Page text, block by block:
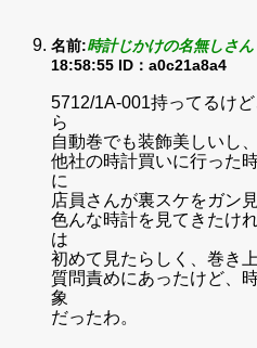
名前:時計じかけの名無しさん
18:58:55 ID：a0c21a8a4
5712/1A-001持ってるけ
ら
自動巻でも装飾美しいし
他社の時計買いに行った
に
店員さんが裏スケをガン
色んな時計を見てきたけ
は
初めて見たらしく、巻き
質問責めにあったけど、
象
だったわ。